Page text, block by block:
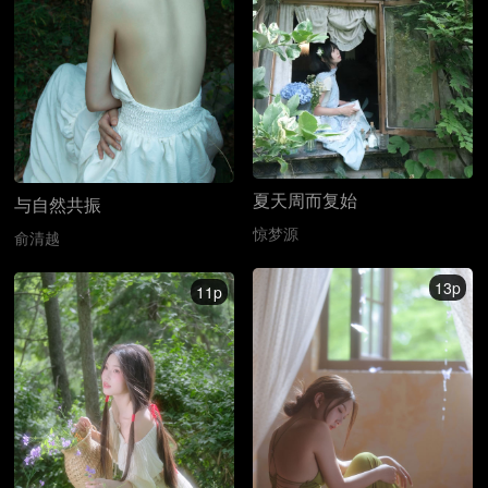
夏天周而复始
惊梦源
与自然共振
俞清越
13p
11p